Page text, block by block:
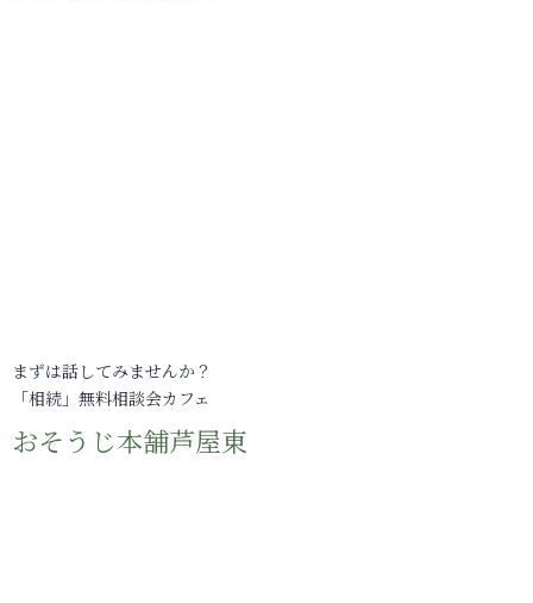
まずは話してみませんか？
「相続」無料相談会カフェ
おそうじ本舗芦屋東